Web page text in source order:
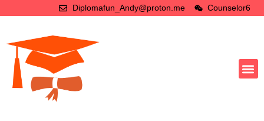
Diplomafun_Andy@proton.me Counselor6